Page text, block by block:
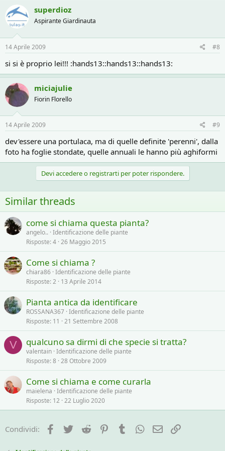
superdioz
Aspirante Giardinauta
14 Aprile 2009 #8
si si è proprio lei!!! :hands13::hands13::hands13:
miciajulie
Fiorin Florello
14 Aprile 2009 #9
dev'essere una portulaca, ma di quelle definite 'perenni', dalla
foto ha foglie stondate, quelle annuali le hanno più aghiformi
Devi accedere o registrarti per poter rispondere.
Similar threads
come si chiama questa pianta?
angelo.. Identificazione delle piante
Risposte 4 26 Maggio 2015
Come si chiama ?
chiara86 Identificazione delle piante
Risposte 2 13 Aprile 2014
Pianta antica da identificare
ROSSANA367 Identificazione delle piante
Risposte 11 21 Settembre 2008
V qualcuno sa dirmi di che specie si tratta?
valentain Identificazione delle piante
Risposte 8 28 Ottobre 2009
Come si chiama e come curarla
maielena Identificazione delle piante
Risposte 12 22 Luglio 2020
Condividi: Facebook
Twitter Reddit PinterestTumblrWhatsApp
e-mail